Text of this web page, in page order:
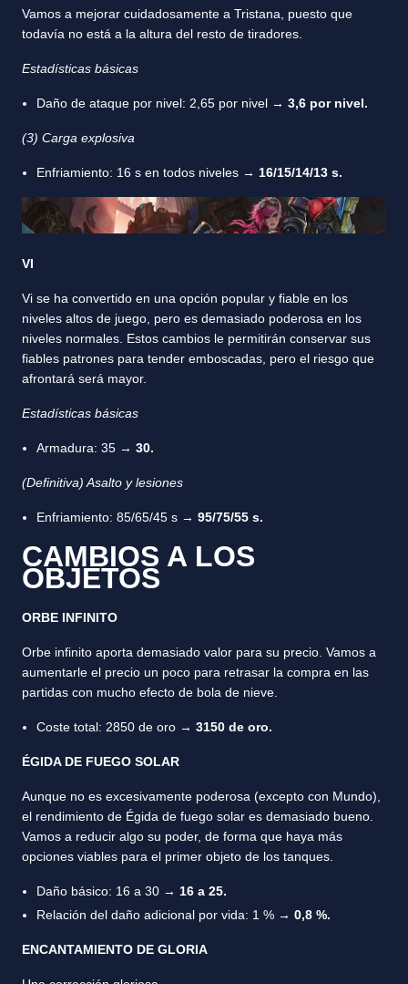
Vamos a mejorar cuidadosamente a Tristana, puesto que
todavía no está a la altura del resto de tiradores.
Estadísticas básicas
Daño de ataque por nivel: 2,65 por nivel → 3,6 por nivel.
(3) Carga explosiva
Enfriamiento: 16 s en todos niveles → 16/15/14/13 s.
VI
Vi se ha convertido en una opción popular y fiable en los
niveles altos de juego, pero es demasiado poderosa en los
niveles normales. Estos cambios le permitirán conservar sus
fiables patrones para tender emboscadas, pero el riesgo que
afrontará será mayor.
Estadísticas básicas
Armadura: 35 → 30.
(Definitiva) Asalto y lesiones
Enfriamiento: 85/65/45 s → 95/75/55 s.
CAMBIOS A LOS
OBJETOS
ORBE INFINITO
Orbe infinito aporta demasiado valor para su precio. Vamos a
aumentarle el precio un poco para retrasar la compra en las
partidas con mucho efecto de bola de nieve.
Coste total: 2850 de oro → 3150 de oro.
ÉGIDA DE FUEGO SOLAR
Aunque no es excesivamente poderosa (excepto con Mundo),
el rendimiento de Égida de fuego solar es demasiado bueno.
Vamos a reducir algo su poder, de forma que haya más
opciones viables para el primer objeto de los tanques.
Daño básico: 16 a 30 → 16 a 25.
Relación del daño adicional por vida: 1 % → 0,8 %.
ENCANTAMIENTO DE GLORIA